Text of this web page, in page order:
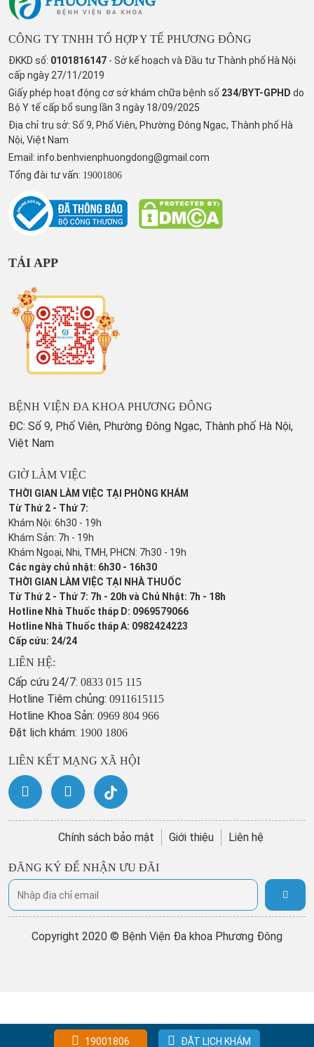
19001806 ĐẶT LỊCH KHÁM
CÔNG TY TNHH TỔ HỢP Y TẾ PHƯƠNG ĐÔNG
ĐKKD số: 0101816147 - Sở kế hoạch và Đầu tư Thành phố Hà Nội
cấp ngày 27/11/2019
Giấy phép hoạt động cơ sở khám chữa bệnh số 234/BYT-GPHD do
Bộ Y tế cấp bổ sung lần 3 ngày 18/09/2025
Địa chỉ trụ sở: Số 9, Phố Viên, Phường Đông Ngạc, Thành phố Hà
Nội, Việt Nam
Email: info.benhvienphuongdong@gmail.com
Tổng đài tư vấn: 19001806
TẢI APP
BỆNH VIỆN ĐA KHOA PHƯƠNG ĐÔNG
ĐC: Số 9, Phố Viên, Phường Đông Ngạc, Thành phố Hà Nội,
Việt Nam
GIỜ LÀM VIỆC
THỜI GIAN LÀM VIỆC TẠI PHÒNG KHÁM
Từ Thứ 2 - Thứ 7:
Khám Nội: 6h30 - 19h
Khám Sản: 7h - 19h
Khám Ngoại, Nhi, TMH, PHCN: 7h30 - 19h
Các ngày chủ nhật: 6h30 - 16h30
THỜI GIAN LÀM VIỆC TẠI NHÀ THUỐC
Từ Thứ 2 - Thứ 7: 7h - 20h và Chủ Nhật: 7h - 18h
Hotline Nhà Thuốc tháp D: 0969579066
Hotline Nhà Thuốc tháp A: 0982424223
Cấp cứu: 24/24
LIÊN HỆ:
Cấp cứu 24/7: 0833 015 115
Hotline Tiêm chủng: 0911615115
Hotline Khoa Sản: 0969 804 966
Đặt lịch khám: 1900 1806
LIÊN KẾT MẠNG XÃ HỘI
Chính sách bảo mật Giới thiệu Liên hệ
ĐĂNG KÝ ĐỂ NHẬN ƯU ĐÃI
Copyright 2020 © Bệnh Viện Đa khoa Phương Đông